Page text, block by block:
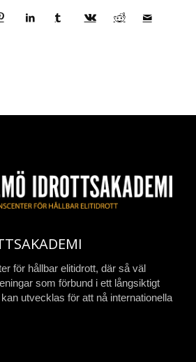
för hållbar elitidrott, där så väl
som förbund i ett långsiktigt
utvecklas för att nå internationella